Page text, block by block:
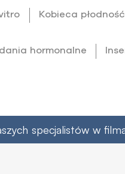
Kobieca płodność
hormonalne
specjalistów w